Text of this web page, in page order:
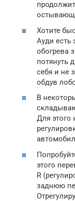
Хотите
Ауди есть
обогрева
потянуть
себя и не
обдув
В
Для этого
этого
R
заднюю